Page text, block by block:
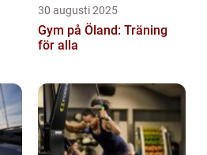
30 augusti 2025
Gym på Öland: Träning
för alla